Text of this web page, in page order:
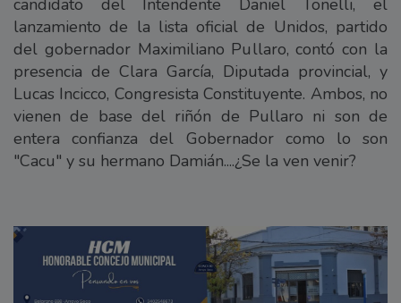
candidato del Intendente Daniel Tonelli, el
lanzamiento de la lista oficial de Unidos, partido
del gobernador Maximiliano Pullaro, contó con la
presencia de Clara García, Diputada provincial, y
Lucas Incicco, Congresista Constituyente. Ambos, no
vienen de base del riñón de Pullaro ni son de
entera confianza del Gobernador como lo son
"Cacu" y su hermano Damián....¿Se la ven venir?